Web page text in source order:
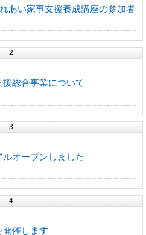
あい家事支援養成講座の参加者
2
総合事業について
3
オープンしました
4
開催します